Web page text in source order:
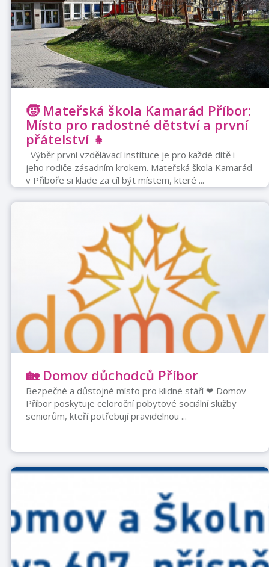
🧒 Mateřská škola Kamarád Příbor:
Místo pro radostné dětství a první
přátelství 👧
Výběr první vzdělávací instituce je pro každé dítě i
jeho rodiče zásadním krokem. Mateřská škola Kamarád
v Příboře si klade za cíl být místem, které ...
🏡 Domov důchodců Příbor
Bezpečné a důstojné místo pro klidné stáří ❤ Domov
Příbor poskytuje celoroční pobytové sociální služby
seniorům, kteří potřebují pravidelnou ...